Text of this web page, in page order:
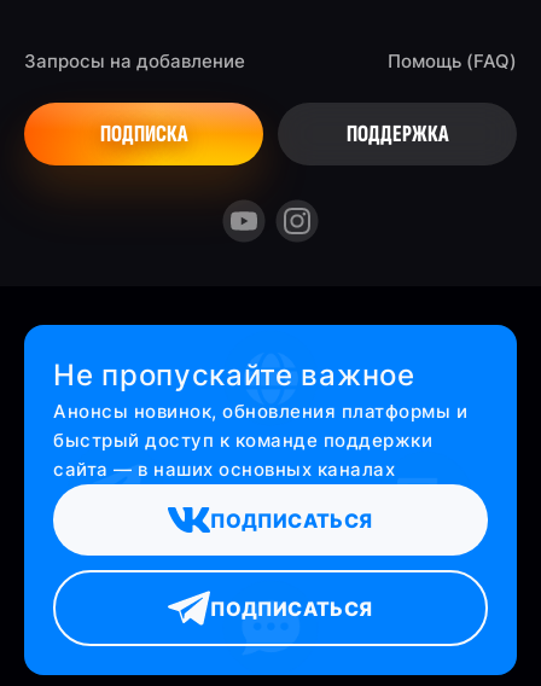
Запросы на добавление
ПОДПИСКА
Помощь (FAQ)
ПОДДЕРЖКА
Не пропускайте важное
Анонсы новинок, обновления платформы и
быстрый доступ к команде поддержки
сайта — в наших основных каналах
ПОДПИСАТЬСЯ
ПОДПИСАТЬСЯ